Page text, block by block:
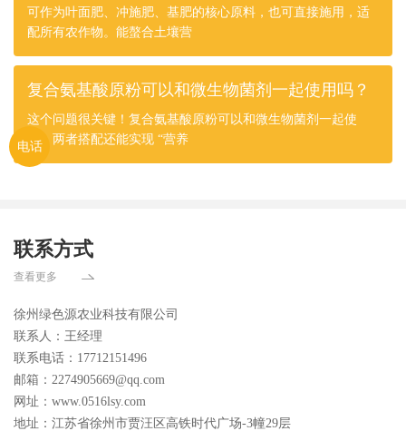
电话
可作为叶面肥、冲施肥、基肥的核心原料，也可直接施用，适
配所有农作物。能螯合土壤营
复合氨基酸原粉可以和微生物菌剂一起使用吗？
这个问题很关键！复合氨基酸原粉可以和微生物菌剂一起使
用，两者搭配还能实现 “营养
联系方式
查看更多
徐州绿色源农业科技有限公司
联系人：王经理
联系电话：17712151496
邮箱：2274905669@qq.com
网址：www.0516lsy.com
地址：江苏省徐州市贾汪区高铁时代广场-3幢29层